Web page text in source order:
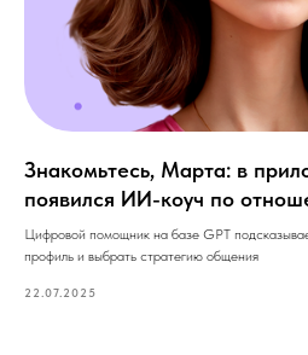
Знакомьтесь, Марта: в
появился ИИ-коуч по
Цифровой помощник на базе GPT
профиль и выбрать стратегию общения
22.07.2025